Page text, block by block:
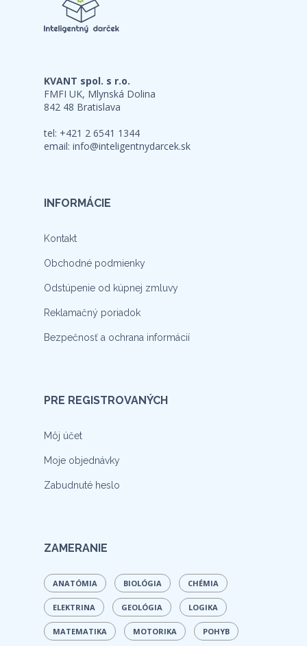
KVANT spol. s r.o.
FMFI UK, Mlynská Dolina
842 48 Bratislava
tel: +421 2 6541 1344
email: info@inteligentnydarcek.sk
INFORMÁCIE
Kontakt
Obchodné podmienky
Odstúpenie od kúpnej zmluvy
Reklamačný poriadok
Bezpečnosť a ochrana informácií
PRE REGISTROVANÝCH
Môj účet
Moje objednávky
Zabudnuté heslo
ZAMERANIE
ANATÓMIA BIOLÓGIA CHÉMIA
ELEKTRINA GEOLÓGIA LOGIKA
MATEMATIKA MOTORIKA POHYB